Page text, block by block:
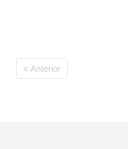
« Anterior